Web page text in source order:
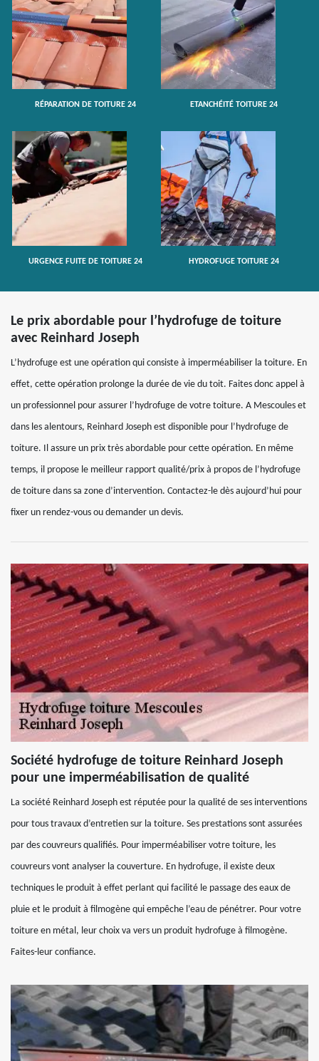
RÉPARATION DE TOITURE 24 ETANCHÉITÉ TOITURE 24
URGENCE FUITE DE TOITURE 24 HYDROFUGE TOITURE 24
Le prix abordable pour l’hydrofuge de toiture
avec Reinhard Joseph
L’hydrofuge est une opération qui consiste à imperméabiliser la toiture. En
effet, cette opération prolonge la durée de vie du toit. Faites donc appel à
un professionnel pour assurer l’hydrofuge de votre toiture. A Mescoules et
dans les alentours, Reinhard Joseph est disponible pour l’hydrofuge de
toiture. Il assure un prix très abordable pour cette opération. En même
temps, il propose le meilleur rapport qualité/prix à propos de l’hydrofuge
de toiture dans sa zone d’intervention. Contactez-le dès aujourd’hui pour
fixer un rendez-vous ou demander un devis.
Société hydrofuge de toiture Reinhard Joseph
pour une imperméabilisation de qualité
La société Reinhard Joseph est réputée pour la qualité de ses interventions
pour tous travaux d’entretien sur la toiture. Ses prestations sont assurées
par des couvreurs qualifiés. Pour imperméabiliser votre toiture, les
couvreurs vont analyser la couverture. En hydrofuge, il existe deux
techniques le produit à effet perlant qui facilité le passage des eaux de
pluie et le produit à filmogène qui empêche l’eau de pénétrer. Pour votre
toiture en métal, leur choix va vers un produit hydrofuge à filmogène.
Faites-leur confiance.